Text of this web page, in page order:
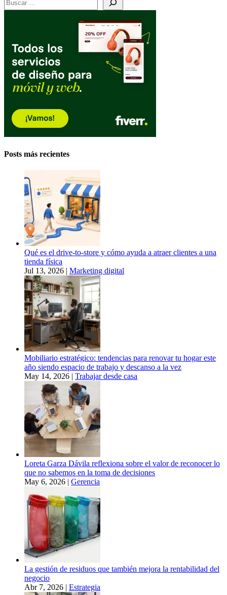
Posts más recientes
Qué es el drive-to-store y cómo ayuda a atraer clientes a una
tienda física
Jul 13, 2026 | Marketing digital
Mobiliario estratégico: tendencias para renovar tu hogar este
año siendo espacio de trabajo y descanso a la vez
May 14, 2026 | Trabajar desde casa
Loreta Garza Dávila reflexiona sobre el valor de reconocer lo
que no sabemos en la toma de decisiones
May 6, 2026 | Gerencia
La gestión de residuos que también mejora la rentabilidad del
negocio
Abr 7, 2026 | Estrategia